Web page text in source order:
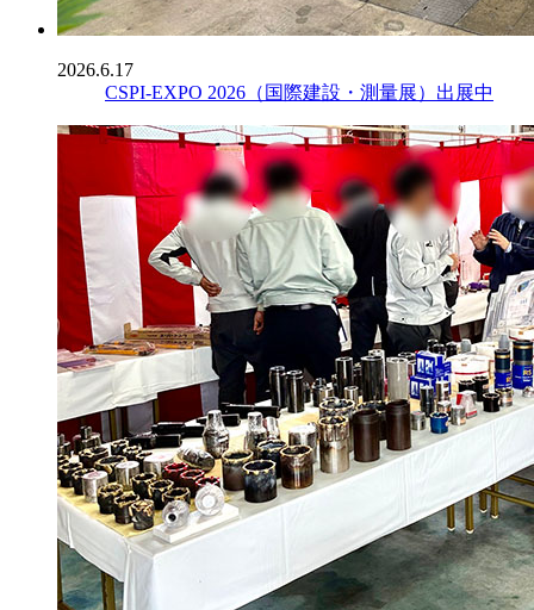
2026.6.17
CSPI-EXPO 2026（国際建設・測量展）出展中